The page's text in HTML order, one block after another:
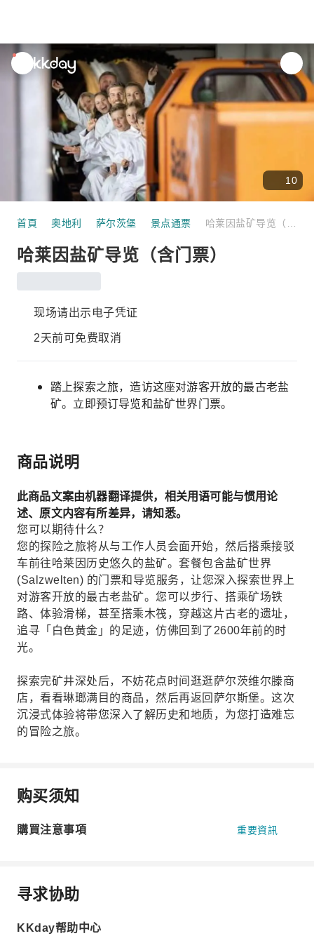
unread
notifications
10
首頁 奥地利 萨尔茨堡 景点通票
哈莱因盐矿导览（含门票）
现场请出示电子凭证
2天前可免费取消
踏上探索之旅，造访这座对游客开放的最古老盐
矿。立即预订导览和盐矿世界门票。
商品说明
此商品文案由机器翻译提供，相关用语可能与惯用论
述、原文内容有所差异，请知悉。
您可以期待什么？
您的探险之旅将从与工作人员会面开始，然后搭乘接驳
车前往哈莱因历史悠久的盐矿。套餐包含盐矿世界
(Salzwelten) 的门票和导览服务，让您深入探索世界上
对游客开放的最古老盐矿。您可以步行、搭乘矿场铁
路、体验滑梯，甚至搭乘木筏，穿越这片古老的遗址，
追寻「白色黄金」的足迹，仿佛回到了2600年前的时
光。
探索完矿井深处后，不妨花点时间逛逛萨尔茨维尔滕商
店，看看琳瑯满目的商品，然后再返回萨尔斯堡。这次
沉浸式体验将带您深入了解历史和地质，为您打造难忘
的冒险之旅。
购买须知
購買注意事項 重要資訊
寻求协助
KKday帮助中心